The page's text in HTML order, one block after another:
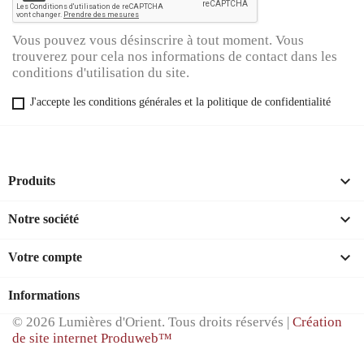
Vous pouvez vous désinscrire à tout moment. Vous
trouverez pour cela nos informations de contact dans les
conditions d'utilisation du site.
J'accepte les conditions générales et la politique de confidentialité
Produits 
Notre société 
Votre compte 
Informations
© 2026 Lumières d'Orient. Tous droits réservés | Création
de site internet Produweb™